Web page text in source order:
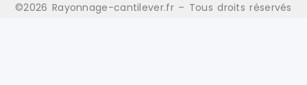
©2026 Rayonnage-cantilever.fr – Tous droits réservés